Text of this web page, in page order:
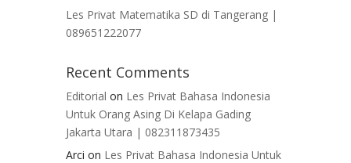
Les Privat Matematika SD di Tangerang |
089651222077
Recent Comments
Editorial on Les Privat Bahasa Indonesia
Untuk Orang Asing Di Kelapa Gading
Jakarta Utara | 082311873435
Arci on Les Privat Bahasa Indonesia Untuk